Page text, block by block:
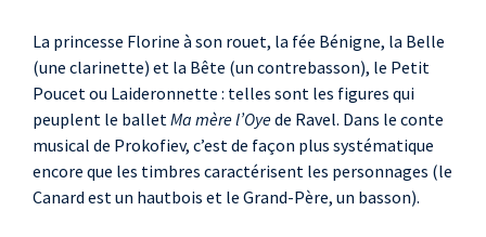
La princesse Florine à son rouet, la fée Bénigne, la Belle
(une clarinette) et la Bête (un contrebasson), le Petit
Poucet ou Laideronnette : telles sont les figures qui
peuplent le balletMa mère l’Oyede Ravel. Dans le conte
musical de Prokofiev, c’est de façon plus systématique
encore que les timbres caractérisent les personnages (le
Canard est un hautbois et le Grand-Père, un basson).